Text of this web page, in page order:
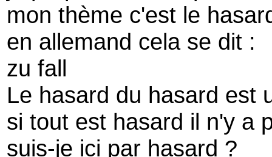
mon thème c'est le
en allemand cela se dit :
zu fall
Le hasard du hasard est
si tout est hasard il n'y a
suis-je ici par hasard ?